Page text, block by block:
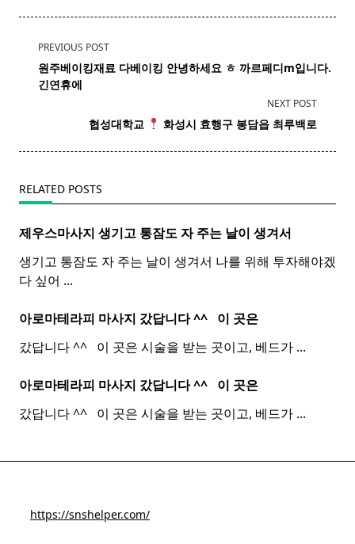
<span
class="nav-
subtitle
PREVIOUS POST
원주베이킹재료 다베이킹 안녕하세요 ㅎ 까르페디m입니다.
긴연휴에
NEXT POST
협성대학교 화성시 효행구 봉담읍 최루백로
RELATED POSTS
제우스마사지 생기고 통잠도 자 주는 날이 생겨서
생기고 통잠도 자 주는 날이 생겨서 나를 위해 투자해야겠
다 싶어 ...
아로마테라피 마사지 갔답니다 ^^ ​ ​ 이 곳은
갔답니다 ^^ ​ ​ 이 곳은 시술을 받는 곳이고, 베드가 ...
아로마테라피 마사지 갔답니다 ^^ ​ ​ 이 곳은
갔답니다 ^^ ​ ​ 이 곳은 시술을 받는 곳이고, 베드가 ...
https://snshelper.com/